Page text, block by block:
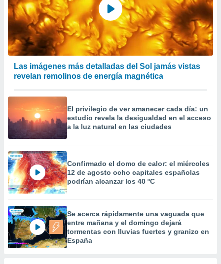
Las imágenes más detalladas del Sol jamás vistas
revelan remolinos de energía magnética
El privilegio de ver amanecer cada día: un
estudio revela la desigualdad en el acceso
a la luz natural en las ciudades
Confirmado el domo de calor: el miércoles
12 de agosto ocho capitales españolas
podrían alcanzar los 40 ºC
Se acerca rápidamente una vaguada que
entre mañana y el domingo dejará
tormentas con lluvias fuertes y granizo en
España